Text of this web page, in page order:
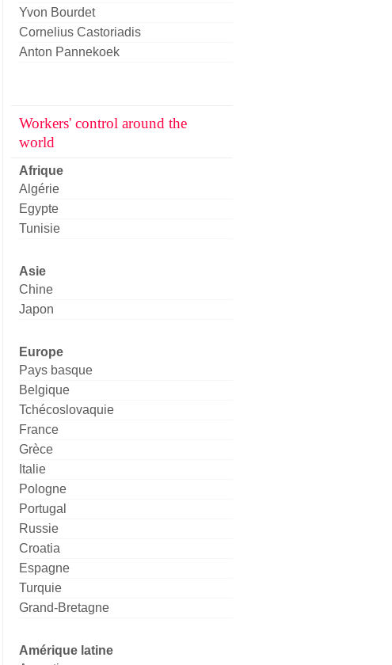
Yvon Bourdet
Cornelius Castoriadis
Anton Pannekoek
Workers' control around the
world
Afrique
Algérie
Egypte
Tunisie
Asie
Chine
Japon
Europe
Pays basque
Belgique
Tchécoslovaquie
France
Grèce
Italie
Pologne
Portugal
Russie
Croatia
Espagne
Turquie
Grand-Bretagne
Amérique latine